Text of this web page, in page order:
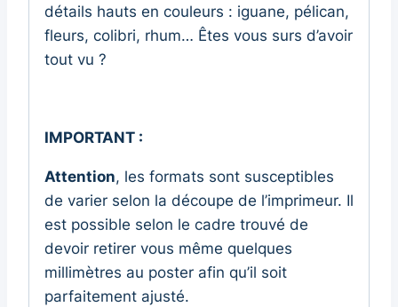
détails hauts en couleurs : iguane, pélican,
fleurs, colibri, rhum… Êtes vous surs d’avoir
tout vu ?
IMPORTANT :
Attention, les formats sont susceptibles
de varier selon la découpe de l’imprimeur. Il
est possible selon le cadre trouvé de
devoir retirer vous même quelques
millimètres au poster afin qu’il soit
parfaitement ajusté.